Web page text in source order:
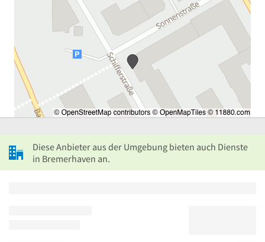
Diese Anbieter aus der Umgebung bieten auch Dienste
in Bremerhaven an.